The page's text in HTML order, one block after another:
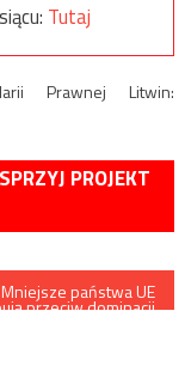
Tutaj
Prawnej Litwin:
PROJEKT
Mniejsze państwa UE
przeciw dominacji